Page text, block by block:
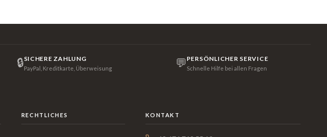
🔒SICHERE ZAHLUNG
PayPal, Kreditkarte, Überweisung 💬 PERSÖNLICHER SERVICE
Schnelle Hilfe bei allen Fragen
RECHTLICHES KONTAKT